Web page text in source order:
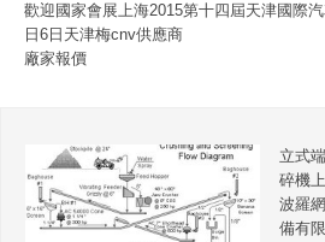
歡迎國家會展上海2015第十四屆天津國際
日6日天津梅cnv供應商
廠家報價
立式
碎機
波羅
備有